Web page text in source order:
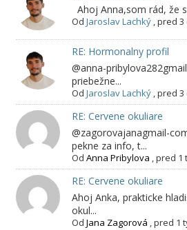
Ahoj Anna,som rád, že
Od Jaroslav Lachký,pred 3
RE: Hormonalny profil
@anna-
priebežne...
Od Jaroslav Lachký,pred 3
RE: Cervene okuliare
@zagorovajanagmail-
pekne za info, t...
Od Anna Pribylova ,pred 1
RE: Cervene okuliare
Ahoj Anka, prakticke
okul...
Od Jana Zagorová ,pred 1